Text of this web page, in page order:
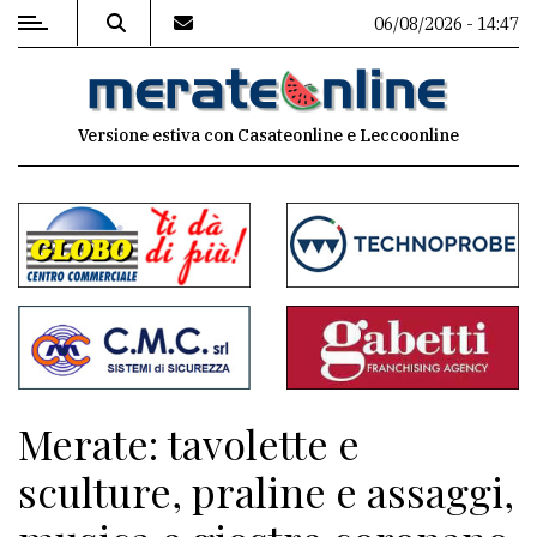
MENU
commenti
Contenuti
del
sito
Associazioni
Meteo
06/08/2026 - 14:47
Versione estiva con Casateonline e Leccoonline
Merate: tavolette e
sculture, praline e assaggi,